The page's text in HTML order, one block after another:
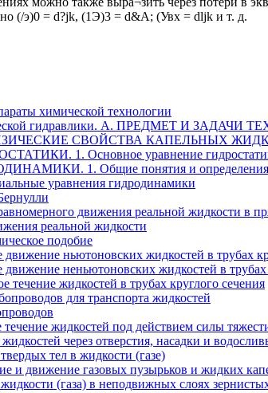
(/э)0 = d?jk, (1Э)3 = d&A; (Увх = dljk и т. д.
химической технологии
гидравлики. А. ПРЕДМЕТ И
СВОЙСТВА КАПЕЛЬНЫХ
1. Основное уравнение
1. Общие понятия и определения
уравнения гидродинамики
движения реальной жидкости в
реальной жидкости
подобие
ньютоновских жидкостей в трубах
неньютоновских жидкостей в трубах
течение жидкостей в трубах круглого сечения
для транспорта жидкостей
жидкостей под действием силы
через отверстия, насадки и
тел в жидкости (газе)
и движение газовых пузырьков и жидких
(газа) в неподвижных слоях